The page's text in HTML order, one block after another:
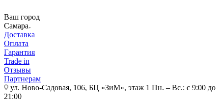
Ваш город
Самара
Доставка
Оплата
Гарантия
Trade in
Отзывы
Партнерам
ул. Ново-Садовая, 106, БЦ «ЗиМ», этаж 1 Пн. – Вс.: с 9:00 до
21:00